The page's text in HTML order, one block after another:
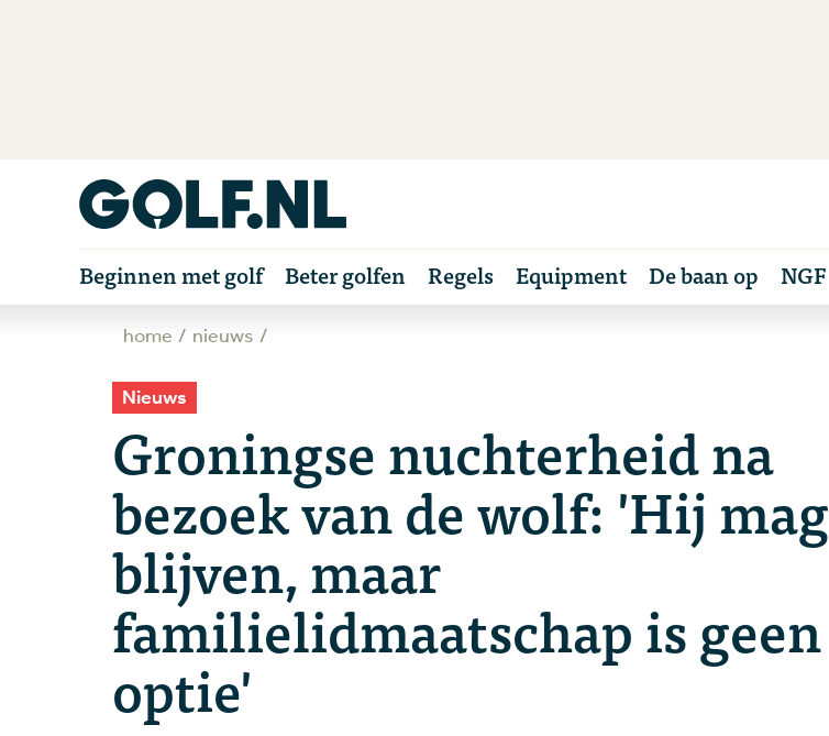
Beginnen met golf Beter golfen Regels Equipment De baan op NGF
home nieuws
Nieuws
Groningse nuchterheid na
bezoek van de wolf: 'Hij mag
blijven, maar
familielidmaatschap is geen
optie'